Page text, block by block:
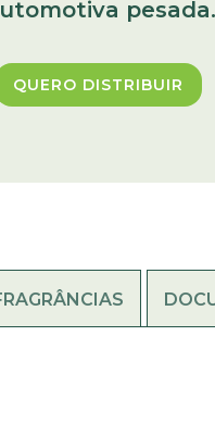
pesada.
QUERO DISTRIBUIR